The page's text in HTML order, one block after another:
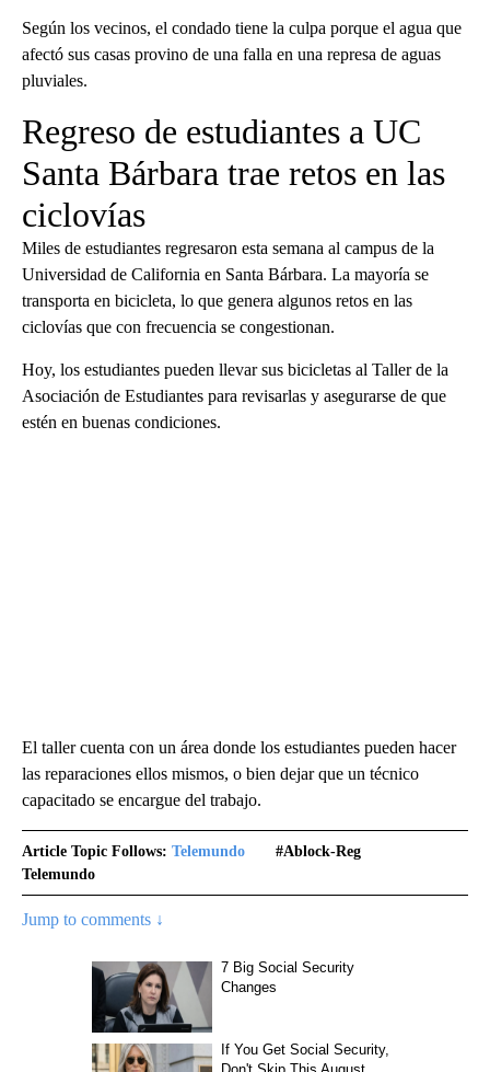
Según los vecinos, el condado tiene la culpa porque el agua que
afectó sus casas provino de una falla en una represa de aguas
pluviales.
Regreso de estudiantes a UC
Santa Bárbara trae retos en las
ciclovías
Miles de estudiantes regresaron esta semana al campus de la
Universidad de California en Santa Bárbara. La mayoría se
transporta en bicicleta, lo que genera algunos retos en las
ciclovías que con frecuencia se congestionan.
Hoy, los estudiantes pueden llevar sus bicicletas al Taller de la
Asociación de Estudiantes para revisarlas y asegurarse de que
estén en buenas condiciones.
El taller cuenta con un área donde los estudiantes pueden hacer
las reparaciones ellos mismos, o bien dejar que un técnico
capacitado se encargue del trabajo.
Article Topic Follows: Telemundo
#ablock-Reg
Telemundo
Jump to comments ↓